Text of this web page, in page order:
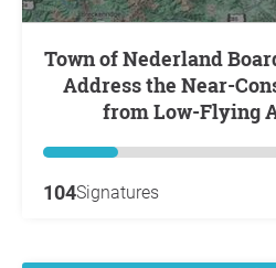
Town of Nederland Board of Trustees:
Address the Near-
from Low-Flying
104Signatures